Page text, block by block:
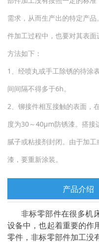
需求，从而生产出的特定产品
件加工过程中，也要对其表面
方法如下：
1、经喷丸或手工除锈的待涂
间间隔不得多于6h。
2、铆接件相互接触的表面，
度为30～40μm防锈漆。搭接
腻子或粘接剂封闭。由于加
漆，要重新涂装。
非标零部件在很多机
设备中，也起着重要的作
零件，非标零部件加工没
产品介绍